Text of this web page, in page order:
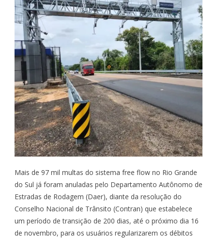
Mais de 97 mil multas do sistema free flow no Rio Grande
do Sul já foram anuladas pelo Departamento Autônomo de
Estradas de Rodagem (Daer), diante da resolução do
Conselho Nacional de Trânsito (Contran) que estabelece
um período de transição de 200 dias, até o próximo dia 16
de novembro, para os usuários regularizarem os débitos